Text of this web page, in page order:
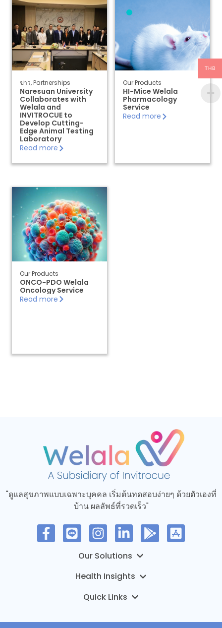
ข่าว,Partnerships
Naresuan University
Collaborates with
Welala and
INVITROCUE to
Develop Cutting-
Edge Animal Testing
Laboratory
Read more
Our Products
HI-Mice Welala
Pharmacology
Service
Read more
Our Products
ONCO-PDO Welala
Oncology Service
Read more
"ดูแลสุขภาพแบบเฉพาะบุคคล เริ่มต้นทดสอบง่ายๆ ด้วยตัวเองที่
บ้าน ผลลัพธ์ที่รวดเร็ว"
MyTruHealth – การทดสอบทางอีพิเจเนติกส์
ข่าว
เกี่ยวกับเรา
THB